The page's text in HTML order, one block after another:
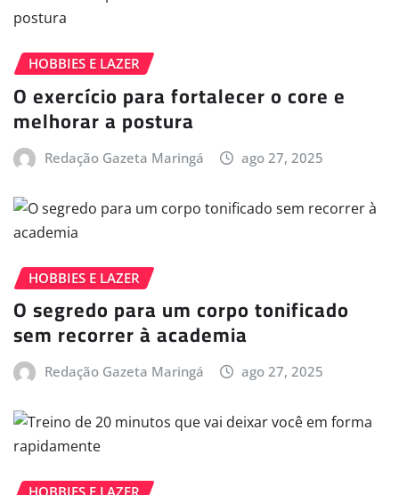
HOBBIES E LAZER
O exercício para fortalecer o core e
melhorar a postura
Redação Gazeta Maringá ago 27, 2025
HOBBIES E LAZER
O segredo para um corpo tonificado
sem recorrer à academia
Redação Gazeta Maringá ago 27, 2025